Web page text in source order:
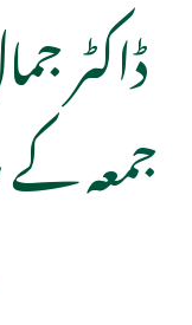
ڈاکٹر
جمعہ کے